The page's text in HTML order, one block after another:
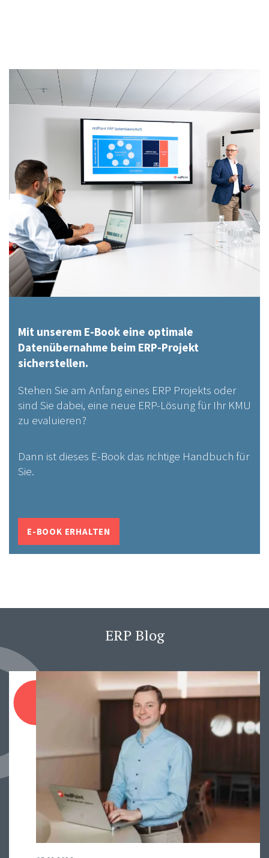
Mit unserem E-Book eine optimale
Datenübernahme beim ERP-Projekt
sicherstellen.
Stehen Sie am Anfang eines ERP Projekts oder
sind Sie dabei, eine neue ERP-Lösung für Ihr KMU
zu evaluieren?
Dann ist dieses E-Book das richtige Handbuch für
Sie.
E-BOOK ERHALTEN
ERP Blog